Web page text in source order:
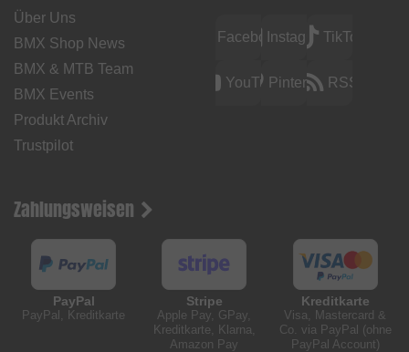
Über Uns
BMX Shop News
BMX & MTB Team
BMX Events
Produkt Archiv
Trustpilot
FacebookInstagramTikTok
YouTubePinterest RSS
Zahlungsweisen
PayPal
PayPal, Kreditkarte
Stripe
Apple Pay, GPay,
Kreditkarte, Klarna,
Amazon Pay
Kreditkarte
Visa, Mastercard &
Co. via PayPal (ohne
PayPal Account)